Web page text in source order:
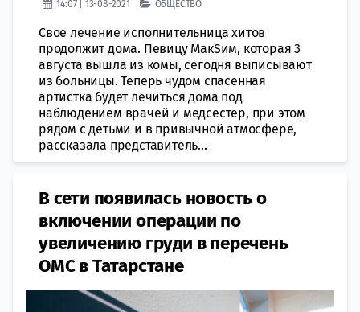
14:07 | 13-08-2021 ОБЩЕСТВО
Свое лечение исполнительница хитов
продолжит дома. Певицу МакSим, которая 3
августа вышла из комы, сегодня выписывают
из больницы. Теперь чудом спасенная
артистка будет лечиться дома под
наблюдением врачей и медсестер, при этом
рядом с детьми и в привычной атмосфере,
рассказала представитель...
В сети появилась новость о
включении операции по
увеличению груди в перечень
ОМС в Татарстане